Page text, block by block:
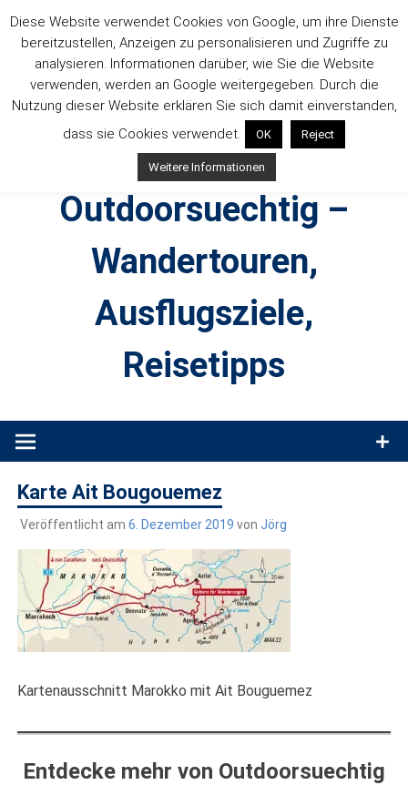
Inhalt
springen
Outdoorsuechtig –
Wandertouren,
Ausflugsziele,
Reisetipps
Produkttests und Buchrezensionen. Ein Blog für alle, die gern
Karte Ait Bougouemez
Veröffentlicht am 6. Dezember 2019 von Jörg
Kartenausschnitt Marokko mit Ait Bouguemez
Entdecke mehr von Outdoorsuechtig
Diese Website verwendet Cookies von Google, um ihre Dienste
bereitzustellen, Anzeigen zu personalisieren und Zugriffe zu
analysieren. Informationen darüber, wie Sie die Website
verwenden, werden an Google weitergegeben. Durch die
Nutzung dieser Website erklären Sie sich damit einverstanden,
dass sie Cookies verwendet.
OK Reject
Weitere Informationen